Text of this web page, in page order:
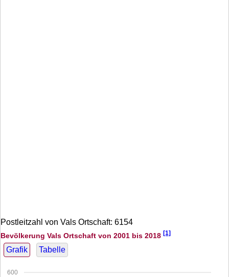
Postleitzahl von Vals Ortschaft: 6154
Bevölkerung Vals Ortschaft von 2001 bis 2018 [1]
Grafik Tabelle
600